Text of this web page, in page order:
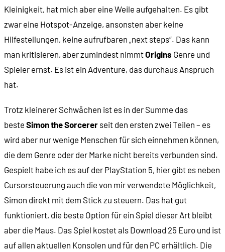
Kleinigkeit, hat mich aber eine Weile aufgehalten. Es gibt
zwar eine Hotspot-Anzeige, ansonsten aber keine
Hilfestellungen, keine aufrufbaren „next steps“. Das kann
man kritisieren, aber zumindest nimmtOrigins Genre und
Spieler ernst. Es ist ein Adventure, das durchaus Anspruch
hat.
Trotz kleinerer Schwächen ist es in der Summe das
beste Simon the Sorcerer seit den ersten zwei Teilen – es
wird aber nur wenige Menschen für sich einnehmen können,
die dem Genre oder der Marke nicht bereits verbunden sind.
Gespielt habe ich es auf der PlayStation 5, hier gibt es neben
Cursorsteuerung auch die von mir verwendete Möglichkeit,
Simon direkt mit dem Stick zu steuern. Das hat gut
funktioniert, die beste Option für ein Spiel dieser Art bleibt
aber die Maus. Das Spiel kostet als Download 25 Euro und ist
auf allen aktuellen Konsolen und für den PC erhältlich. Die